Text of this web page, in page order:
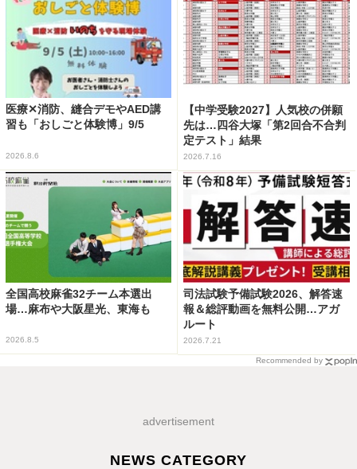
医療✕消防、縫合デモやAED講
習も「おしごと体験博」9/5
2026.8.6
【中学受験2027】人気校の併願
先は…四谷大塚「第2回合不合判
定テスト」結果
2026.7.16
全国高校麻雀32チーム本選出
場…麻布や大阪星光、東海も
2026.8.5
司法試験予備試験2026、解答速
報＆総評動画を無料公開…アガ
ルート
2026.7.21
Recommended by
advertisement
NEWS CATEGORY